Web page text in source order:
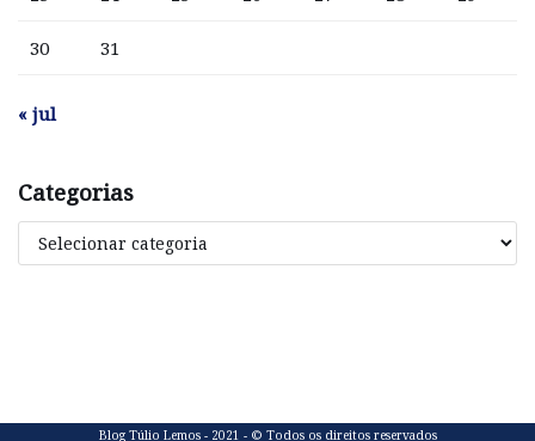
30 31
« jul
Categorias
Blog Túlio Lemos - 2021 - © Todos os direitos reservados